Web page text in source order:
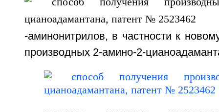
-аминонитрилов, в частности к
производных 2-амино-2-